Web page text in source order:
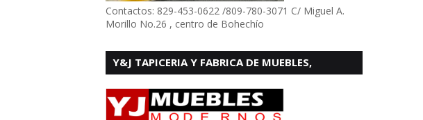
Contactos: 829-453-0622 /809-780-3071 C/ Miguel A.
Morillo No.26 , centro de Bohechío
Y&J TAPICERIA Y FABRICA DE MUEBLES,